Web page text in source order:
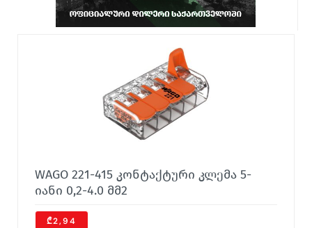
WAGO 221-415 კონტაქტური კლემა 5-
იანი 0,2-4.0 მმ2
₾2,94